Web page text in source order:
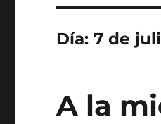
Día:7 de
A la